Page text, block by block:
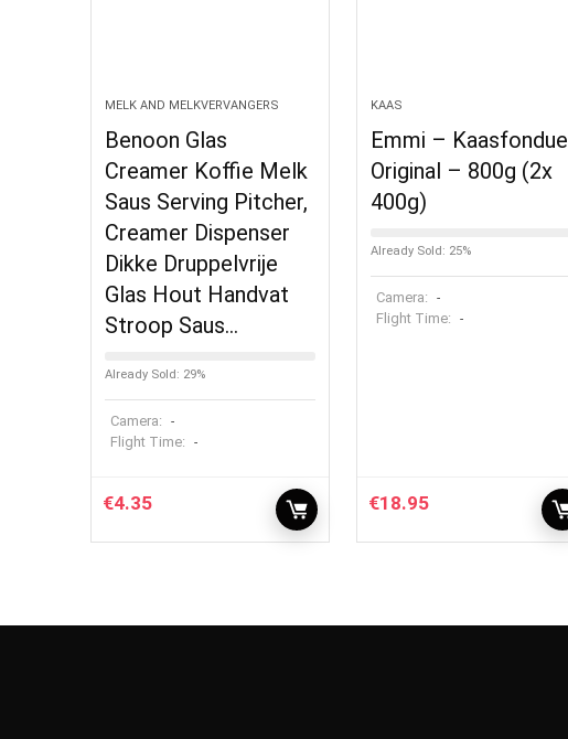
MELK AND MELKVERVANGERS
Benoon Glas
Creamer Koffie Melk
Saus Serving Pitcher,
Creamer Dispenser
Dikke Druppelvrije
Glas Hout Handvat
Stroop Saus…
Already Sold: 29%
Camera: -
Flight Time: -
€4.35
KAAS
Emmi – Kaasfondue
Original – 800g (2x
400g)
Already Sold: 25%
Camera: -
Flight Time: -
€18.95